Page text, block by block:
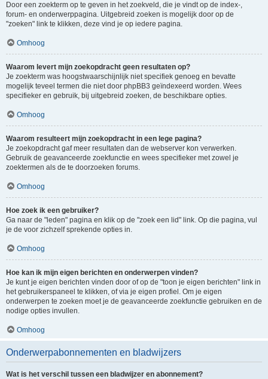
Door een zoekterm op te geven in het zoekveld, die je vindt op de index-,
forum- en onderwerppagina. Uitgebreid zoeken is mogelijk door op de
"zoeken" link te klikken, deze vind je op iedere pagina.
Omhoog
Waarom levert mijn zoekopdracht geen resultaten op?
Je zoekterm was hoogstwaarschijnlijk niet specifiek genoeg en bevatte
mogelijk teveel termen die niet door phpBB3 geïndexeerd worden. Wees
specifieker en gebruik, bij uitgebreid zoeken, de beschikbare opties.
Omhoog
Waarom resulteert mijn zoekopdracht in een lege pagina?
Je zoekopdracht gaf meer resultaten dan de webserver kon verwerken.
Gebruik de geavanceerde zoekfunctie en wees specifieker met zowel je
zoektermen als de te doorzoeken forums.
Omhoog
Hoe zoek ik een gebruiker?
Ga naar de "leden" pagina en klik op de "zoek een lid" link. Op die pagina, vul
je de voor zichzelf sprekende opties in.
Omhoog
Hoe kan ik mijn eigen berichten en onderwerpen vinden?
Je kunt je eigen berichten vinden door of op de "toon je eigen berichten" link in
het gebruikerspaneel te klikken, of via je eigen profiel. Om je eigen
onderwerpen te zoeken moet je de geavanceerde zoekfunctie gebruiken en de
nodige opties invullen.
Omhoog
Onderwerpabonnementen en bladwijzers
Wat is het verschil tussen een bladwijzer en abonnement?